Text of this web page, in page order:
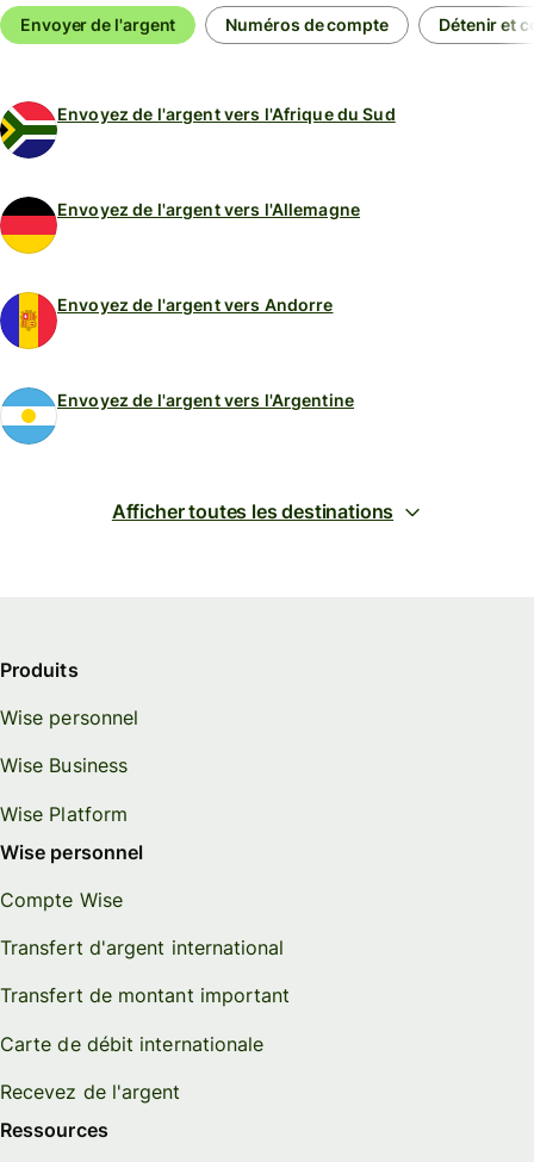
Envoyer de l'argent Numéros de compte Détenir et
Envoyez de l'argent vers l'Afrique du Sud
Envoyez de l'argent vers l'Allemagne
Envoyez de l'argent vers Andorre
Envoyez de l'argent vers l'Argentine
Afficher toutes les destinations
Produits
Wise personnel
Wise Business
Wise Platform
Wise personnel
Compte Wise
Transfert d'argent international
Transfert de montant important
Carte de débit internationale
Recevez de l'argent
Ressources